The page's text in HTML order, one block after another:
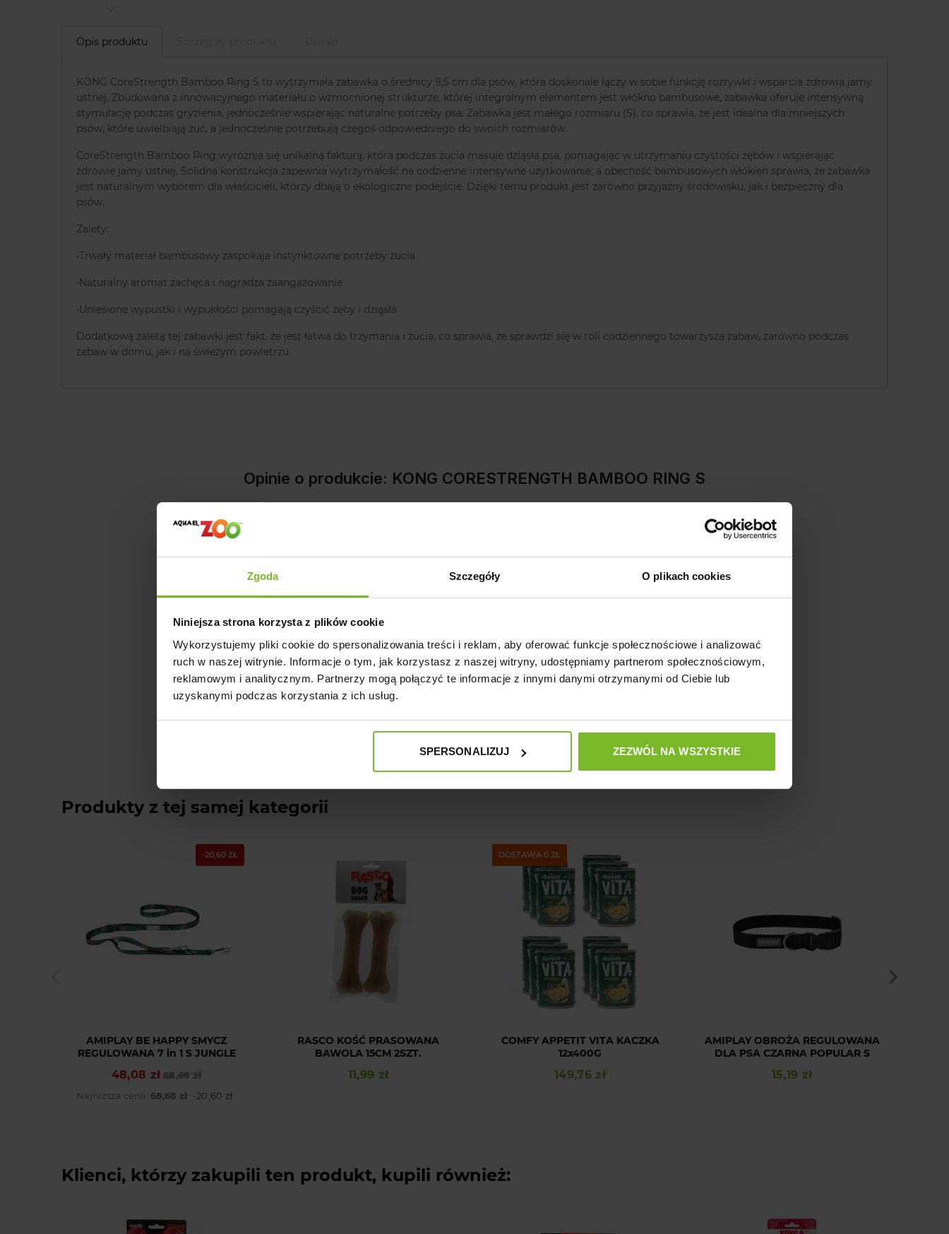
Zgoda Szczegóły O plikach cookies
Niniejsza strona korzysta z plików cookie
Wykorzystujemy pliki cookie do spersonalizowania treści i reklam, aby oferować funkcje społecznościowe i analizować
ruch w naszej witrynie. Informacje o tym, jak korzystasz z naszej witryny, udostępniamy partnerom społecznościowym,
reklamowym i analitycznym. Partnerzy mogą połączyć te informacje z innymi danymi otrzymanymi od Ciebie lub
uzyskanymi podczas korzystania z ich usług.
SPERSONALIZUJ ZEZWÓL NA WSZYSTKIE
Opis produktu
KONG CoreStrength Bamboo Ring S to wytrzymała zabawka o średnicy 9,5 cm dla psów, która doskonale łączy w sobie funkcję rozrywki i wsparcia zdrowia jamy
ustnej. Zbudowana z innowacyjnego materiału o wzmocnionej strukturze, której integralnym elementem jest włókno bambusowe, zabawka oferuje intensywną
stymulację podczas gryzienia, jednocześnie wspierając naturalne potrzeby psa. Zabawka jest małego rozmiaru (S), co sprawia, że jest idealna dla mniejszych
psów, które uwielbiają żuć, a jednocześnie potrzebują czegoś odpowiedniego do swoich rozmiarów.
CoreStrength Bamboo Ring wyróżnia się unikalną fakturą, która podczas żucia masuje dziąsła psa, pomagając w utrzymaniu czystości zębów i wspierając
zdrowie jamy ustnej. Solidna konstrukcja zapewnia wytrzymałość na codzienne intensywne użytkowanie, a obecność bambusowych włókien sprawia, że zabawka
jest naturalnym wyborem dla właścicieli, którzy dbają o ekologiczne podejście. Dzięki temu produkt jest zarówno przyjazny środowisku, jak i bezpieczny dla
psów.
Zalety:
•Trwały materiał bambusowy zaspokaja instynktowne potrzeby żucia
•Naturalny aromat zachęca i nagradza zaangażowanie
•Uniesione wypustki i wypukłości pomagają czyścić zęby i dziąsła
Dodatkową zaletą tej zabawki jest fakt, że jest łatwa do trzymania i żucia, co sprawia, że sprawdzi się w roli codziennego towarzysza zabaw, zarówno podczas
zabaw w domu, jak i na świeżym powietrzu.
Opinie o produkcie: KONG CORESTRENGTH BAMBOO RING S
Zadaj pytanie
Produkty z tej samej kategorii
-20,60 ZŁ
AMIPLAY BE HAPPY SMYCZ
REGULOWANA 7 in 1 S JUNGLE
Cena podstawowa
68,68 zł
Cena
48,08 zł
Najniższa cena: 68,68 zł -20,60 zł
RASCO KOŚĆ PRASOWANA
BAWOLA 15CM 2SZT.
Cena
11,99 zł
PAKIET
DOSTAWA 0 ZŁ
COMFY APPETIT VITA KACZKA
12x400G
Cena
149,76 zł
AMIPLAY OBROŻA REGULOWANA
DLA PSA CZARNA POPULAR S
Cena
15,19 zł
Klienci, którzy zakupili ten produkt, kupili również: